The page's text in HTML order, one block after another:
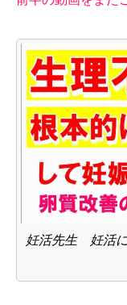
妊活先生 妊活